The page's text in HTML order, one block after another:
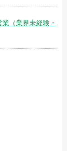
（業界未経験・